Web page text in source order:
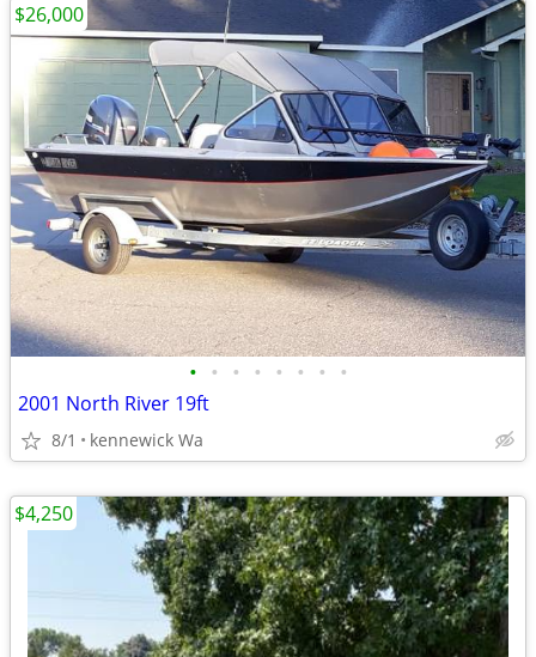
• • • • • • • •
2001 North River 19ft
8/1 kennewick Wa
$26,000
$4,250